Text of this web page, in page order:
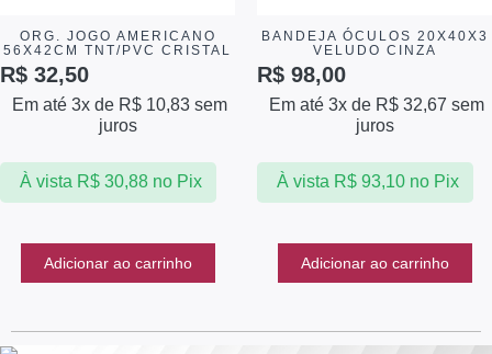
ORG. JOGO AMERICANO
56X42CM TNT/PVC CRISTAL
R$ 32,50
Em até 3x de R$ 10,83 sem
juros
À vista R$30,88 no Pix
Adicionar ao carrinho
BANDEJA ÓCULOS 20X40X3
VELUDO CINZA
R$ 98,00
Em até 3x de R$ 32,67 sem
juros
À vista R$93,10 no Pix
Adicionar ao carrinho